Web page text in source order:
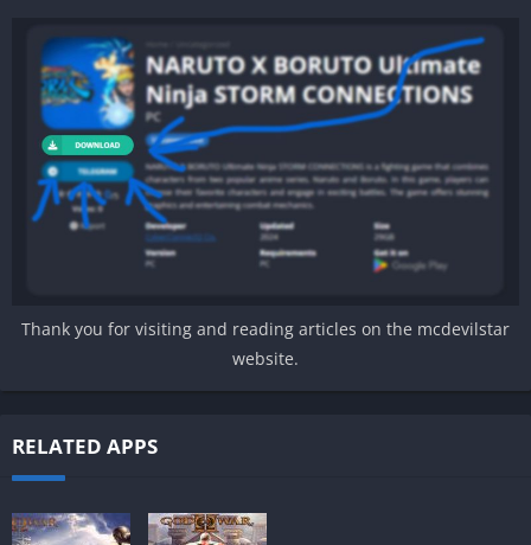
Thank you for visiting and reading articles on the mcdevilstar
website.
RELATED APPS